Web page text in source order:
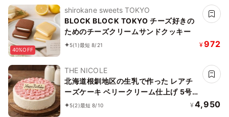
40%OFF
shirokane sweets TOKYO
BLOCK BLOCK TOKYO チーズ好きの
ためのチーズクリームサンドクッキー
5(1)最短 8/21 ¥972
THE NICOLE
北海道根釧地区の生乳で作った レアチ
ーズケーキ ベリークリーム仕上げ 5号
15cm 【アイシング飾りなどオプション
5(2)最短 8/10 ¥ 4,950